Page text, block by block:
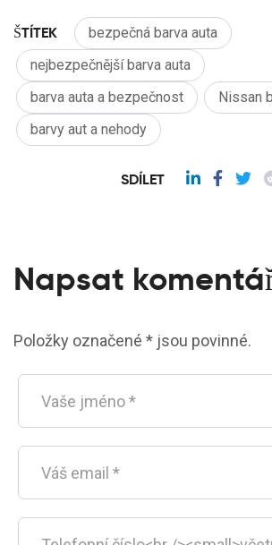
ŠTÍTEK
bezpečná barva auta
nejbezpečnější barva auta
barva auta a bezpečnost
Nissan
barvy aut a nehody
SDÍLET
Napsat
Položky označené * jsou povinné.